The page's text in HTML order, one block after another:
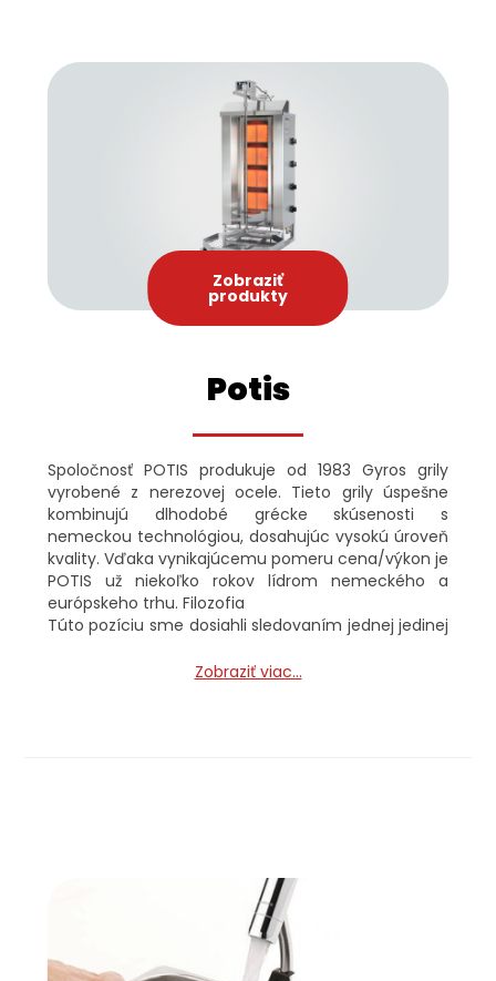
Zobraziť
produkty
Potis
Spoločnosť POTIS produkuje od 1983 Gyros grily
vyrobené z nerezovej ocele. Tieto grily úspešne
kombinujú dlhodobé grécke skúsenosti s
nemeckou technológiou, dosahujúc vysokú úroveň
kvality. Vďaka vynikajúcemu pomeru cena/výkon je
POTIS už niekoľko rokov lídrom nemeckého a
európskeho trhu. Filozofia
Túto pozíciu sme dosiahli sledovaním jednej jedinej
uskutočniť v praxi. Naša filozofický princíp je
Zobraziť viac...